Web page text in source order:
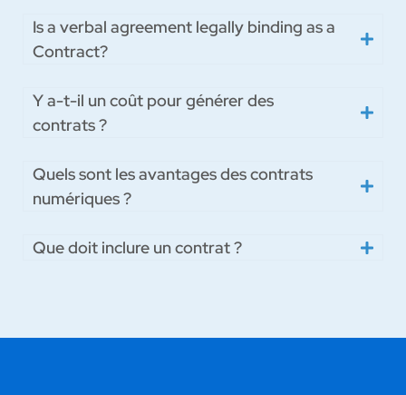
Is a verbal agreement legally binding as a
Contract?
Y a-t-il un coût pour générer des
contrats ?
Quels sont les avantages des contrats
numériques ?
Que doit inclure un contrat ?